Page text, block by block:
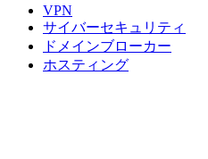
VPN
サイバーセキュリティ
ドメインブローカー
ホスティング